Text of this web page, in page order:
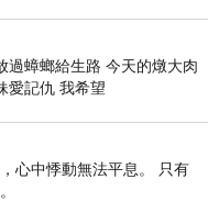
過蟑螂給生路 今天的燉大肉
愛記仇 我希望
心中悸動無法平息。 只有